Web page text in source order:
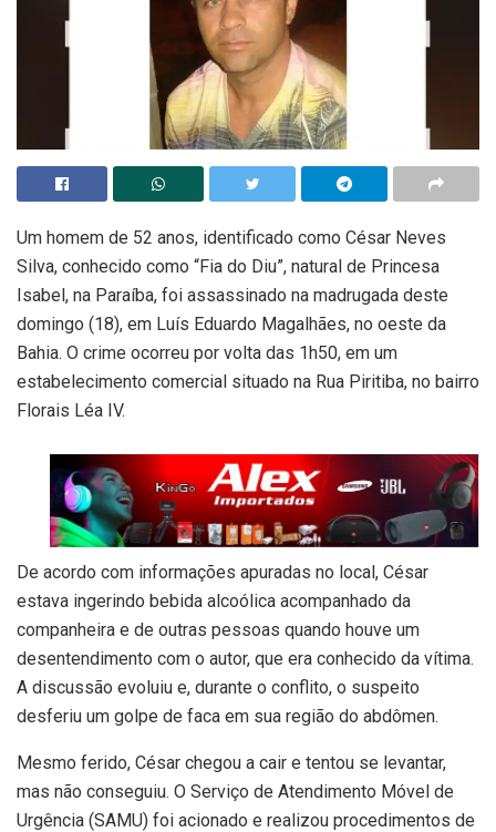
Um homem de 52 anos, identificado como César Neves
Silva, conhecido como “Fia do Diu”, natural de Princesa
Isabel, na Paraíba, foi assassinado na madrugada deste
domingo (18), em Luís Eduardo Magalhães, no oeste da
Bahia. O crime ocorreu por volta das 1h50, em um
estabelecimento comercial situado na Rua Piritiba, no bairro
Florais Léa IV.
De acordo com informações apuradas no local, César
estava ingerindo bebida alcoólica acompanhado da
companheira e de outras pessoas quando houve um
desentendimento com o autor, que era conhecido da vítima.
A discussão evoluiu e, durante o conflito, o suspeito
desferiu um golpe de faca em sua região do abdômen.
Mesmo ferido, César chegou a cair e tentou se levantar,
mas não conseguiu. O Serviço de Atendimento Móvel de
Urgência (SAMU) foi acionado e realizou procedimentos de